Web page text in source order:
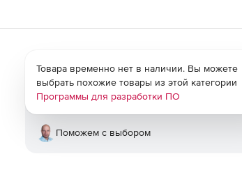
Товара временно нет в наличии. Вы можете
выбрать похожие товары из этой категории
Программы для разработки ПО
Поможем с выбором